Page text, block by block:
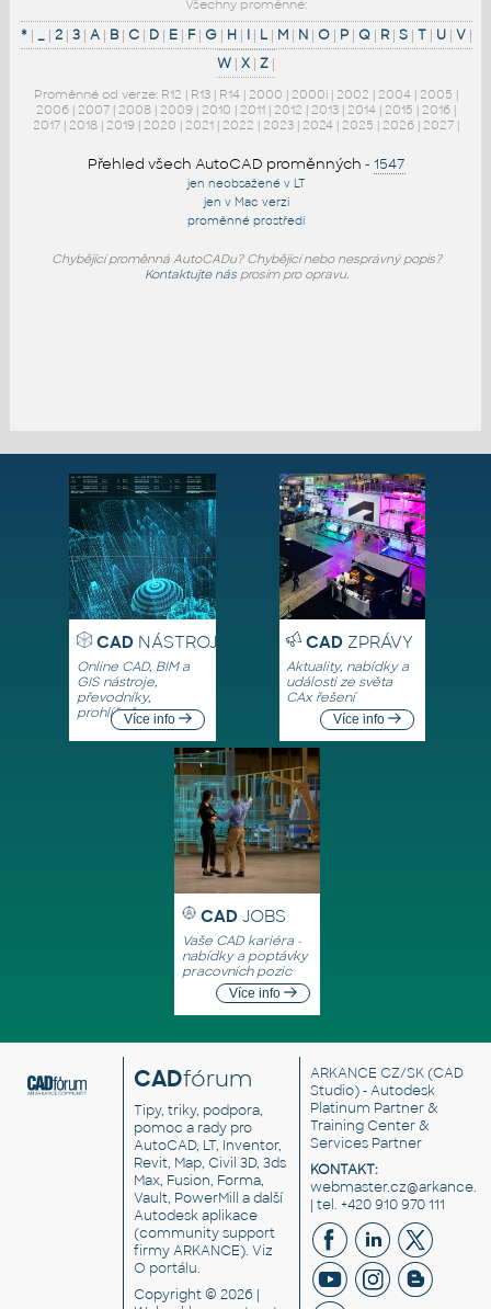
Všechny proměnné:
*| _| 2| 3| A| B| C| D| E| F| G| H| I| L| M| N| O| P| Q| R| S| T| U| V|
W | X | Z |
Proměnné od verze: R12 | R13 | R14 | 2000 | 2000i | 2002 | 2004 | 2005 |
2006 | 2007 | 2008 | 2009 | 2010 | 2011 | 2012 | 2013 | 2014 | 2015 | 2016 |
2017 | 2018 | 2019 | 2020 | 2021 | 2022 | 2023 | 2024 | 2025 | 2026 | 2027 |
Přehled všech AutoCAD proměnných - 1547
jen neobsažené v LT
jen v Mac verzi
proměnné prostředí
Chybějící proměnná AutoCADu? Chybějící nebo nesprávný popis?
Kontaktujte násprosím pro opravu.
CADNÁSTROJE
Online CAD, BIM a
GIS nástroje,
převodníky,
prohlížečeVíce info
CADZPRÁVY
Aktuality, nabídky a
události ze světa
CAx řešení
Více info
CAD JOBS
Vaše CAD kariéra -
nabídky a poptávky
pracovních pozic
Více info
CADfórum
Tipy, triky, podpora,
pomoc a rady pro
AutoCAD, LT, Inventor,
Revit, Map, Civil 3D, 3ds
Max, Fusion, Forma,
Vault, PowerMill a další
Autodesk aplikace
(community support
firmy ARKANCE). Viz
O portálu.
Copyright © 2026 |
ARKANCE CZ/SK(CAD
Studio) - Autodesk
Platinum Partner &
Training Center &
Services Partner
KONTAKT:
| tel. +420 910 970 111